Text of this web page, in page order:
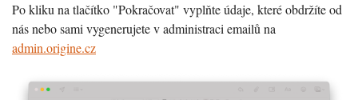
Po kliku na tlačítko "Pokračovat" vyplňte údaje, které obdržíte od
nás nebo sami vygenerujete v administraci emailů na
admin.origine.cz